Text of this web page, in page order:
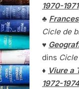
1970-1971
♣
Cicle de
♥
dins
♦ Viure a
1972-1974